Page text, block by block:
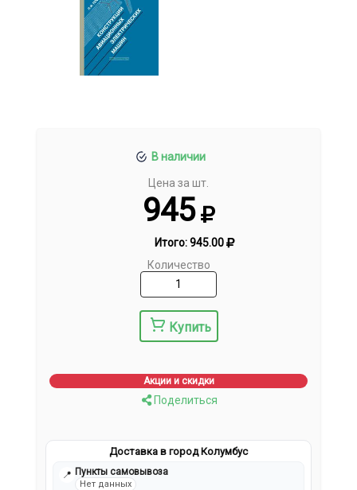
В наличии
Цена за шт.
945
Итого:945.00
Количество
Купить
Акции и скидки
Поделиться
Доставка в город Колумбус
📍 Пункты самовывоза
Нет данных